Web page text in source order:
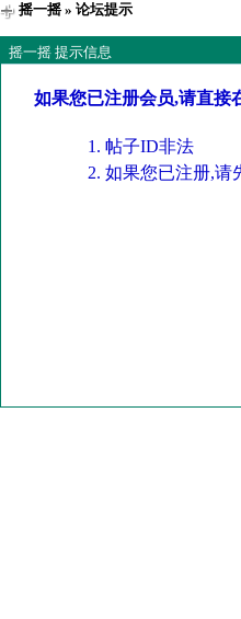
摇一摇» 论坛提示
摇一摇 提示信息
如果您已注册会员,请直接
帖子ID非法
如果您已注册,请